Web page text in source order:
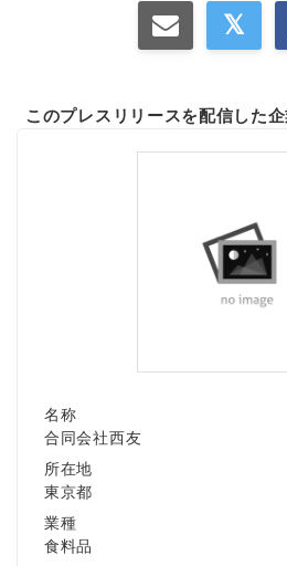
このプレスリリースを配信した
名称
合同会社西友
所在地
東京都
業種
食料品